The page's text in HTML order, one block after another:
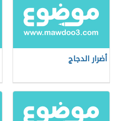
أضرار الدجاج